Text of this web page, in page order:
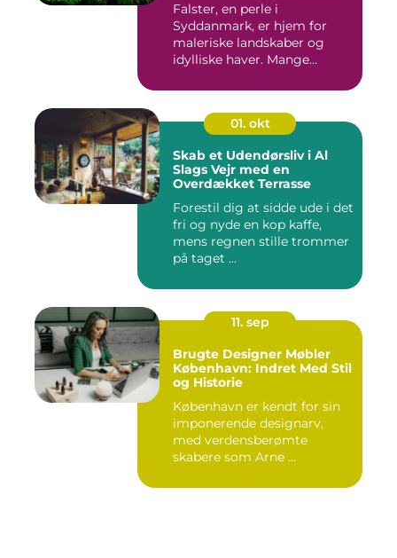
Falster, en perle i
Syddanmark, er hjem for
maleriske landskaber og
idylliske haver. Mange
01. okt
Skab et Udendørsliv i Al
Slags Vejr med en
Overdækket Terrasse
Forestil dig at sidde ude i det
fri og nyde en kop kaffe,
mens regnen stille trommer
på taget ...
11. sep
Brugte Designer Møbler
København: Indret Med Stil
og Historie
København er kendt for sin
imponerende designarv,
med verdensberømte
skabere som Arne ...